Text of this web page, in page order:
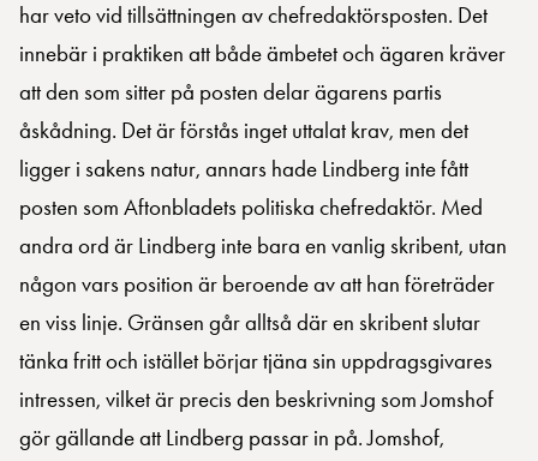
har veto vid tillsättningen av chefredaktörsposten. Det
innebär i praktiken att både ämbetet och ägaren kräver
att den som sitter på posten delar ägarens partis
åskådning. Det är förstås inget uttalat krav, men det
ligger i sakens natur, annars hade Lindberg inte fått
posten som Aftonbladets politiska chefredaktör. Med
andra ord är Lindberg inte bara en vanlig skribent, utan
någon vars position är beroende av att han företräder
en viss linje. Gränsen går alltså där en skribent slutar
tänka fritt och istället börjar tjäna sin uppdragsgivares
intressen, vilket är precis den beskrivning som Jomshof
gör gällande att Lindberg passar in på. Jomshof,